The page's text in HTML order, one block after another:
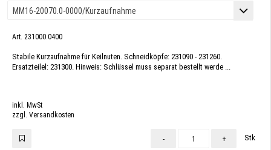
Art. 231000.0400
Stabile Kurzaufnahme für Keilnuten. Schneidköpfe: 231090 - 231260.
Ersatzteilel: 231300. Hinweis: Schlüssel muss separat bestellt werde ...
inkl. MwSt
zzgl. Versandkosten
- + Stk